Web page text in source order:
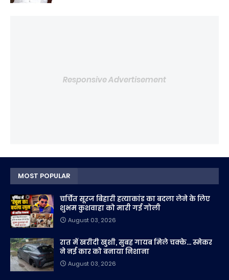
Responsive Advertisement
MOST POPULAR
चर्चित सूरज बिहारी हत्याकांड का बदला लेने के लिए
शुभम कुशवाहा को मारी गई गोली
August 03, 2026
रात में खरीदी खुशी, सुबह गायब मिले चक्के... स्मेकर
ने नई कार को बनाया निशाना
August 03, 2026